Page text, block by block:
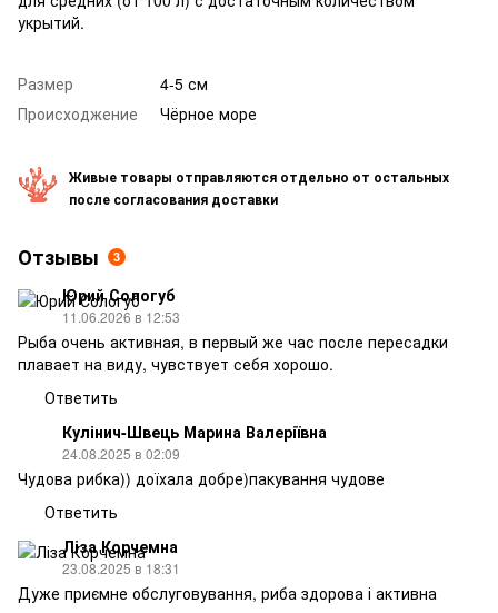
укрытий.
Размер
4-5 см
Происходжение
Чёрное море
Живые товары отправляются отдельно от остальных
после согласования доставки
Отзывы 3
Юрий Сологуб
11.06.2026 в 12:53
Рыба очень активная, в первый же час после пересадки
плавает на виду, чувствует себя хорошо.
Ответить
Кулінич-Швець Марина Валеріївна
24.08.2025 в 02:09
Чудова рибка)) доїхала добре)пакування чудове
Ответить
Ліза Корчемна
23.08.2025 в 18:31
Дуже приємне обслуговування, риба здорова і активна